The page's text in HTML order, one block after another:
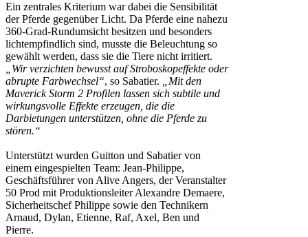
Ein zentrales Kriterium war dabei die Sensibilität
der Pferde gegenüber Licht. Da Pferde eine nahezu
360-Grad-Rundumsicht besitzen und besonders
lichtempfindlich sind, musste die Beleuchtung so
gewählt werden, dass sie die Tiere nicht irritiert.
„Wir verzichten bewusst auf Stroboskopeffekte oder
abrupte Farbwechsel“, so Sabatier.
„Mit den
Maverick Storm 2 Profilen lassen sich subtile und
wirkungsvolle Effekte erzeugen, die die
Darbietungen unterstützen, ohne die Pferde zu
stören.“
Unterstützt wurden Guitton und Sabatier von
einem eingespielten Team: Jean-Philippe,
Geschäftsführer von Alive Angers, der Veranstalter
50 Prod mit Produktionsleiter Alexandre Demaere,
Sicherheitschef Philippe sowie den Technikern
Arnaud, Dylan, Etienne, Raf, Axel, Ben und
Pierre.